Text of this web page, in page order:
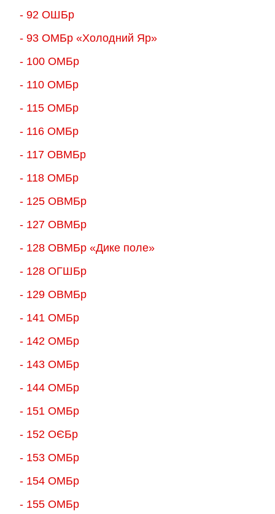
- 92 ОШБр
- 93 ОМБр «Холодний Яр»
- 100 ОМБр
- 110 ОМБр
- 115 ОМБр
- 116 ОМБр
- 117 ОВМБр
- 118 ОМБр
- 125 ОВМБр
- 127 ОВМБр
- 128 ОВМБр «Дике поле»
- 128 ОГШБр
- 129 ОВМБр
- 141 ОМБр
- 142 ОМБр
- 143 ОМБр
- 144 ОМБр
- 151 ОМБр
- 152 ОЄБр
- 153 ОМБр
- 154 ОМБр
- 155 ОMБр